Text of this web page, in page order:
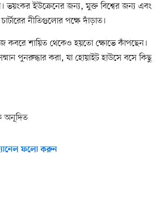
ভয়ংকর ইউক্রেনের জন্য, মুক্ত বিশ্বের জন্য এবং
নীতিগুলোর পক্ষে দাঁড়াত।
কবরে শায়িত থেকেও হয়তো ক্ষোভে কাঁপছেন।
পুনরুদ্ধার করা, যা হোয়াইট হাউসে বসে কিছু
অনূদিত
ফলো করুন